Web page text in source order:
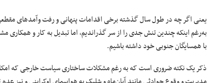
یعنی اگر چه در طول سال گذشته برخی اقدامات پنهانی و رفت وآمدهای
به‌رغم اینکه چندین تنش جدی را از سر گذراندیم، اما تبدیل به کار و همکاری
با همسایگان جنوبی خود داشته باشیم.
ذکر یک نکته ضروری است که به رغم مشکلات ساختاری سیاست خارجی که